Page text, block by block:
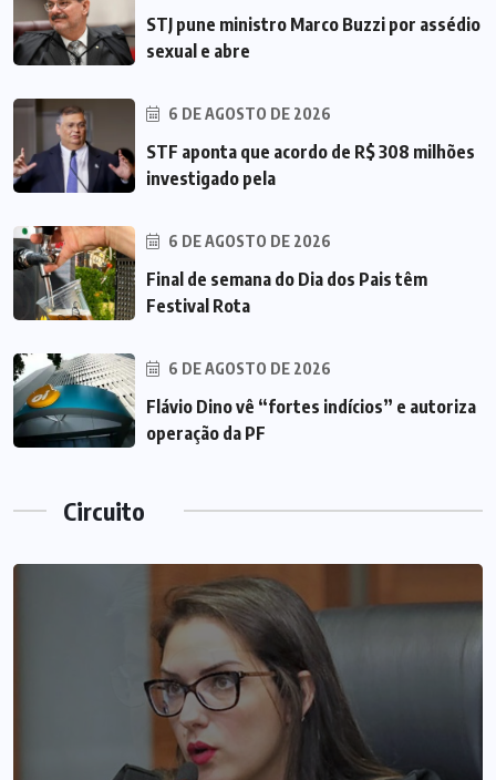
STJ pune ministro Marco Buzzi por assédio
sexual e abre
6 DE AGOSTO DE 2026
STF aponta que acordo de R$ 308 milhões
investigado pela
6 DE AGOSTO DE 2026
Final de semana do Dia dos Pais têm
Festival Rota
6 DE AGOSTO DE 2026
Flávio Dino vê “fortes indícios” e autoriza
operação da PF
Circuito